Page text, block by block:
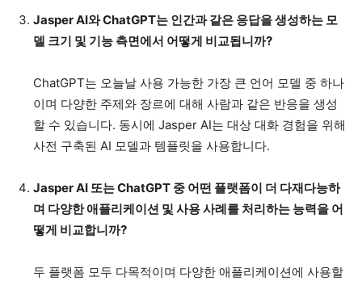
Jasper AI와 ChatGPT는 인간과 같은 응답을 생성하는 모
델 크기 및 기능 측면에서 어떻게 비교됩니까?
ChatGPT는 오늘날 사용 가능한 가장 큰 언어 모델 중 하나
이며 다양한 주제와 장르에 대해 사람과 같은 반응을 생성
할 수 있습니다. 동시에 Jasper AI는 대상 대화 경험을 위해
사전 구축된 AI 모델과 템플릿을 사용합니다.
Jasper AI 또는 ChatGPT 중 어떤 플랫폼이 더 다재다능하
며 다양한 애플리케이션 및 사용 사례를 처리하는 능력을 어
떻게 비교합니까?
두 플랫폼 모두 다목적이며 다양한 애플리케이션에 사용할